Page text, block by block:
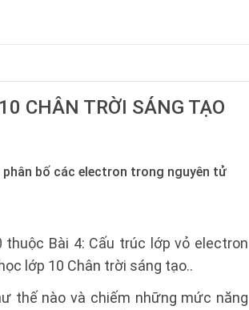
CHÂN TRỜI SÁNG TẠO
bố các electron trong nguyên tử
Bài 4: Cấu trúc lớp vỏ electron
lớp 10 Chân trời sáng tạo..
thế nào và chiếm những mức năng